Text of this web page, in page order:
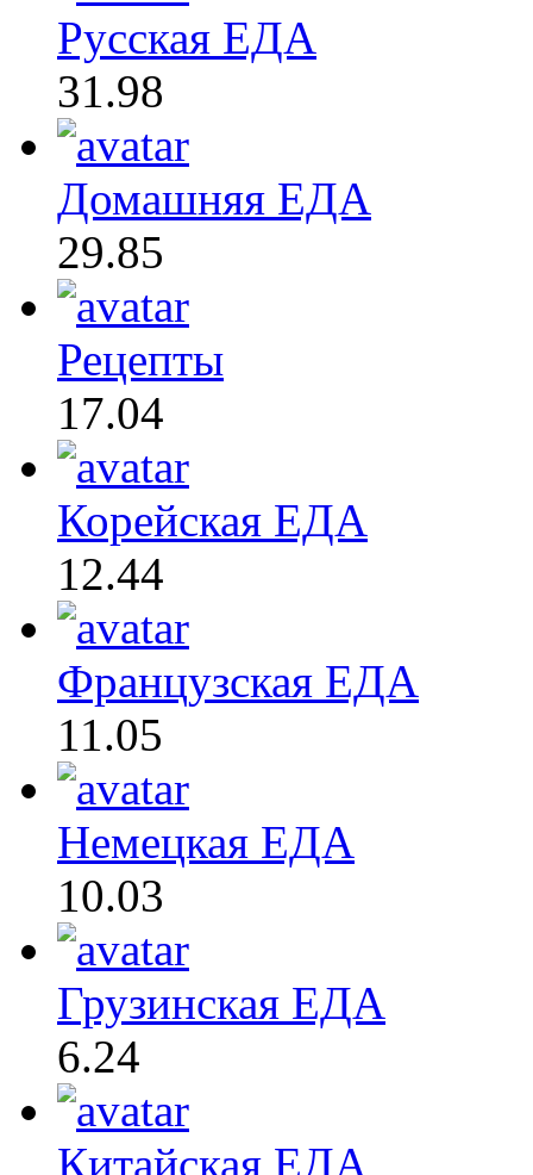
Русская ЕДА
31.98
Домашняя ЕДА
29.85
Рецепты
17.04
Корейская ЕДА
12.44
Французская ЕДА
11.05
Немецкая ЕДА
10.03
Грузинская ЕДА
6.24
Китайская ЕДА